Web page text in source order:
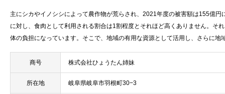
主にシカやイノシシによって農作物が荒らされ、2021年度の被害額は155億
に対し、食肉として利用される割合は1割程度とそれほど高くありません。そ
体の負担になっています。そこで、地域の有用な資源として活用し、さらに
商号 株式会社ひょうたん姉妹
所在地 岐阜県岐阜市羽根町30−3